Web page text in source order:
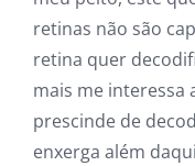
retinas não são
retina quer
mais me interessa
prescinde de
enxerga além